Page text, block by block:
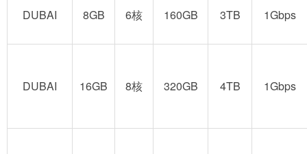
DUBAI 8GB 6核 160GB 3TB 1Gbps
DUBAI 16GB 8核 320GB 4TB 1Gbps